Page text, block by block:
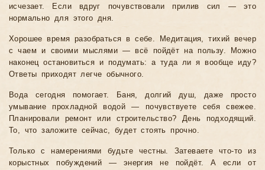
исчезает. Если вдруг почувствовали прилив сил — это
нормально для этого дня.
Хорошее время разобраться в себе. Медитация, тихий вечер
с чаем и своими мыслями — всё пойдёт на пользу. Можно
наконец остановиться и подумать: а туда ли я вообще иду?
Ответы приходят легче обычного.
Вода сегодня помогает. Баня, долгий душ, даже просто
умывание прохладной водой — почувствуете себя свежее.
Планировали ремонт или строительство? День подходящий.
То, что заложите сейчас, будет стоять прочно.
Только с намерениями будьте честны. Затеваете что-то из
корыстных побуждений — энергия не пойдёт. А если от